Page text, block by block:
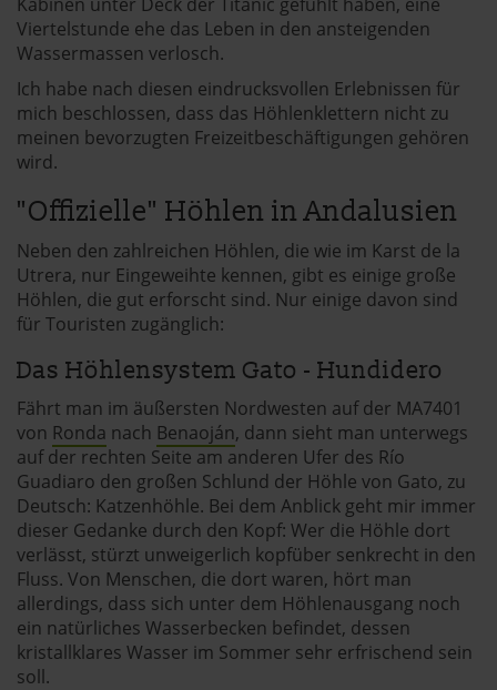
Viertelstunde ehe das Leben in den ansteigenden
Wassermassen verlosch.
Ich habe nach diesen eindrucksvollen Erlebnissen für
mich beschlossen, dass das Höhlenklettern nicht zu
meinen bevorzugten Freizeitbeschäftigungen gehören
wird.
"Offizielle" Höhlen in Andalusien
Neben den zahlreichen Höhlen, die wie im Karst de la
Utrera, nur Eingeweihte kennen, gibt es einige große
Höhlen, die gut erforscht sind. Nur einige davon sind
für Touristen zugänglich:
Das Höhlensystem Gato - Hundidero
Fährt man im äußersten Nordwesten auf der MA7401
von Ronda nach Benaoján, dann sieht man unterwegs
auf der rechten Seite am anderen Ufer des Río
Guadiaro den großen Schlund der Höhle von Gato, zu
Deutsch: Katzenhöhle. Bei dem Anblick geht mir immer
dieser Gedanke durch den Kopf: Wer die Höhle dort
verlässt, stürzt unweigerlich kopfüber senkrecht in den
Fluss. Von Menschen, die dort waren, hört man
allerdings, dass sich unter dem Höhlenausgang noch
ein natürliches Wasserbecken befindet, dessen
kristallklares Wasser im Sommer sehr erfrischend sein
soll.